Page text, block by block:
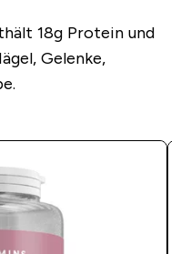
18g Protein und
Gelenke,